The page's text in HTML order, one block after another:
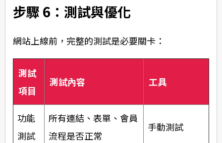
步驟 6：測試與優化
網站上線前，完整的測試是必要關卡：
測試
項目
測試內容 工具
功能
測試
所有連結、表單、會員
流程是否正常
手動測試